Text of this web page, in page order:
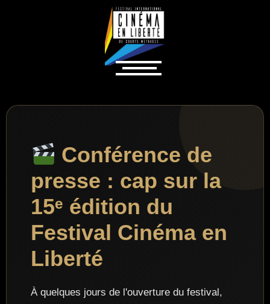
Conférence de
presse : cap sur la
15ᵉ édition du
Festival Cinéma en
Liberté
À quelques jours de l'ouverture du festival,